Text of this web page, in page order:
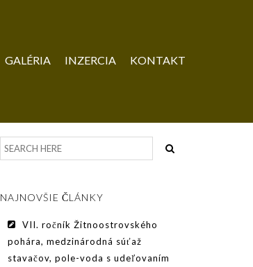
GALÉRIA INZERCIA KONTAKT
NAJNOVŠIE ČLÁNKY
VII. ročník Žitnoostrovského
pohára, medzinárodná súťaž
stavačov, pole-voda s udeľovaním